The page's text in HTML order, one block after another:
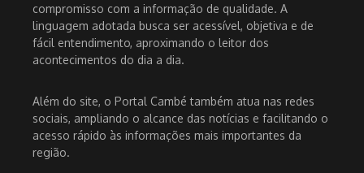
compromisso com a informação de qualidade. A
linguagem adotada busca ser acessível, objetiva e de
fácil entendimento, aproximando o leitor dos
acontecimentos do dia a dia.
Além do site, o Portal Cambé também atua nas redes
sociais, ampliando o alcance das notícias e facilitando o
acesso rápido às informações mais importantes da
região.